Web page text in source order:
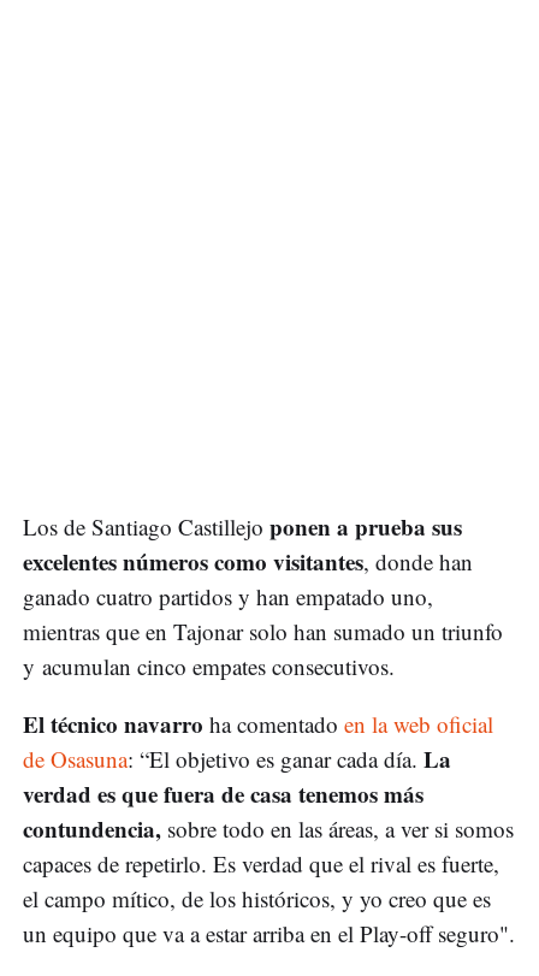
Los de Santiago Castillejo ponen a prueba sus
excelentes números como visitantes, donde han
ganado cuatro partidos y han empatado uno,
mientras que en Tajonar solo han sumado un triunfo
y acumulan cinco empates consecutivos.
El técnico navarro ha comentado en la web oficial
de Osasuna: “El objetivo es ganar cada día. La
verdad es que fuera de casa tenemos más
contundencia, sobre todo en las áreas, a ver si somos
capaces de repetirlo. Es verdad que el rival es fuerte,
el campo mítico, de los históricos, y yo creo que es
un equipo que va a estar arriba en el Play-off seguro".